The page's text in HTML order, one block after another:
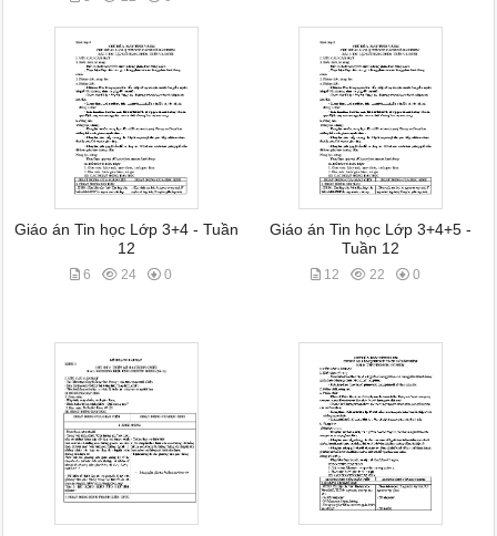
Giáo án Tin học Lớp 3+4 - Tuần
12
6 24 0
Giáo án Tin học Lớp 3+4+5 -
Tuần 12
12 22 0